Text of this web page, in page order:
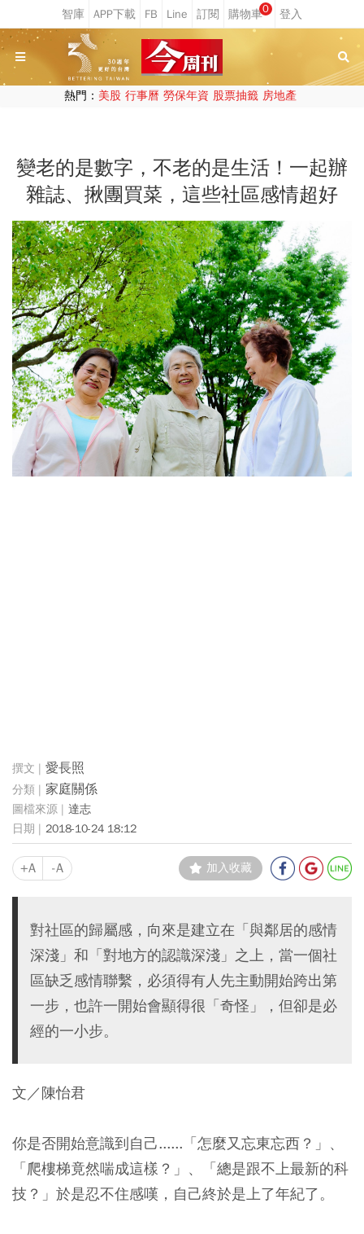
0
熱門： 美股 行事曆 勞保年資 股票抽籤 房地產
變老的是數字，不老的是生活！一起辦
雜誌、揪團買菜，這些社區感情超好
愛長照
家庭關係
達志
2018-10-24 18:12
+A -A 加入收藏
對社區的歸屬感，向來是建立在「與鄰居的感情
深淺」和「對地方的認識深淺」之上，當一個社
區缺乏感情聯繫，必須得有人先主動開始跨出第
一步，也許一開始會顯得很「奇怪」，但卻是必
經的一小步。
文／陳怡君
你是否開始意識到自己......「怎麼又忘東忘西？」、
「爬樓梯竟然喘成這樣？」、「總是跟不上最新的科
技？」於是忍不住感嘆，自己終於是上了年紀了。